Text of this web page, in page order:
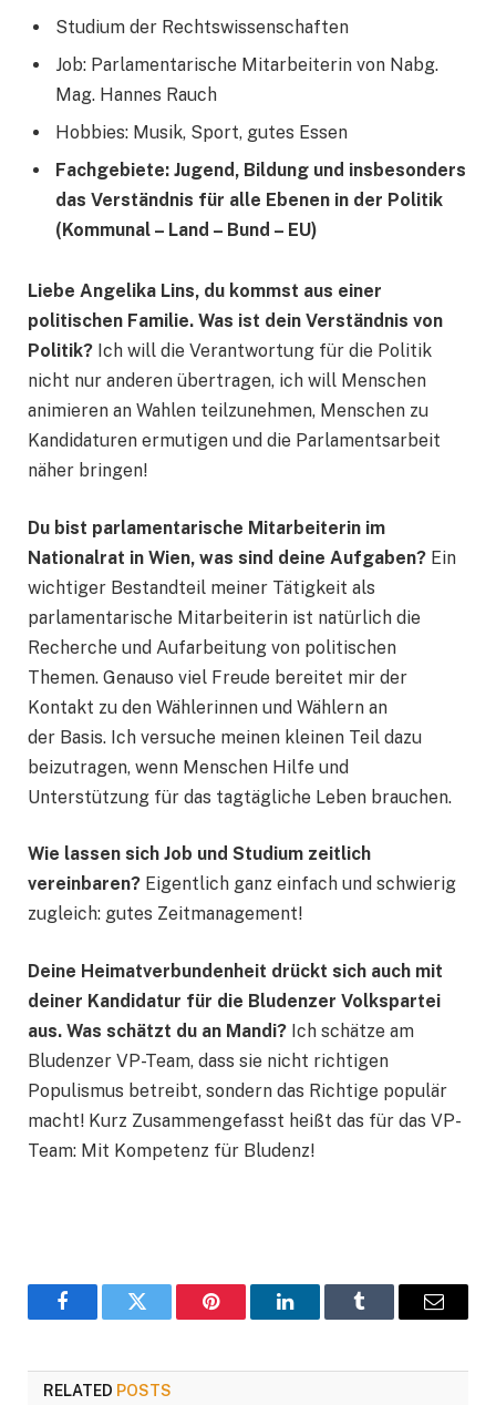
Studium der Rechtswissenschaften
Job: Parlamentarische Mitarbeiterin von Nabg.
Mag. Hannes Rauch
Hobbies: Musik, Sport, gutes Essen
Fachgebiete: Jugend, Bildung und insbesonders
das Verständnis für alle Ebenen in der Politik
(Kommunal – Land – Bund – EU)
Liebe Angelika Lins, du kommst aus einer
politischen Familie. Was ist dein Verständnis von
Politik? Ich will die Verantwortung für die Politik
nicht nur anderen übertragen, ich will Menschen
animieren an Wahlen teilzunehmen, Menschen zu
Kandidaturen ermutigen und die Parlamentsarbeit
näher bringen!
Du bist parlamentarische Mitarbeiterin im
Nationalrat in Wien, was sind deine Aufgaben? Ein
wichtiger Bestandteil meiner Tätigkeit als
parlamentarische Mitarbeiterin ist natürlich die
Recherche und Aufarbeitung von politischen
Themen. Genauso viel Freude bereitet mir der
Kontakt zu den Wählerinnen und Wählern an
der Basis. Ich versuche meinen kleinen Teil dazu
beizutragen, wenn Menschen Hilfe und
Unterstützung für das tagtägliche Leben brauchen.
Wie lassen sich Job und Studium zeitlich
vereinbaren? Eigentlich ganz einfach und schwierig
zugleich: gutes Zeitmanagement!
Deine Heimatverbundenheit drückt sich auch mit
deiner Kandidatur für die Bludenzer Volkspartei
aus. Was schätzt du an Mandi? Ich schätze am
Bludenzer VP-Team, dass sie nicht richtigen
Populismus betreibt, sondern das Richtige populär
macht! Kurz Zusammengefasst heißt das für das VP-
Team: Mit Kompetenz für Bludenz!
FacebookTwitter Pinterest LinkedInTumblr Email
RELATED POSTS